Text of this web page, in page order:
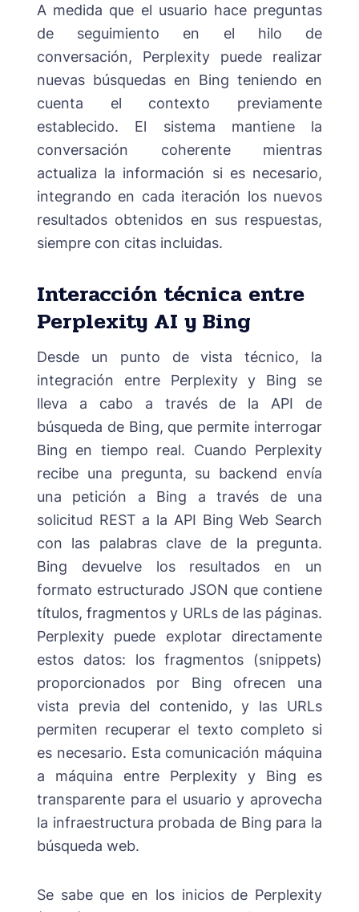
A medida que el usuario hace preguntas
de seguimiento en el hilo de
conversación, Perplexity puede realizar
nuevas búsquedas en Bing teniendo en
cuenta el contexto previamente
establecido. El sistema mantiene la
conversación coherente mientras
actualiza la información si es necesario,
integrando en cada iteración los nuevos
resultados obtenidos en sus respuestas,
siempre con citas incluidas.
Interacción técnica entre
Perplexity AI y Bing
Desde un punto de vista técnico, la
integración entre Perplexity y Bing se
lleva a cabo a través de la API de
búsqueda de Bing, que permite interrogar
Bing en tiempo real. Cuando Perplexity
recibe una pregunta, su backend envía
una petición a Bing a través de una
solicitud REST a la API Bing Web Search
con las palabras clave de la pregunta.
Bing devuelve los resultados en un
formato estructurado JSON que contiene
títulos, fragmentos y URLs de las páginas.
Perplexity puede explotar directamente
estos datos: los fragmentos (snippets)
proporcionados por Bing ofrecen una
vista previa del contenido, y las URLs
permiten recuperar el texto completo si
es necesario. Esta comunicación máquina
a máquina entre Perplexity y Bing es
transparente para el usuario y aprovecha
la infraestructura probada de Bing para la
búsqueda web.
Se sabe que en los inicios de Perplexity